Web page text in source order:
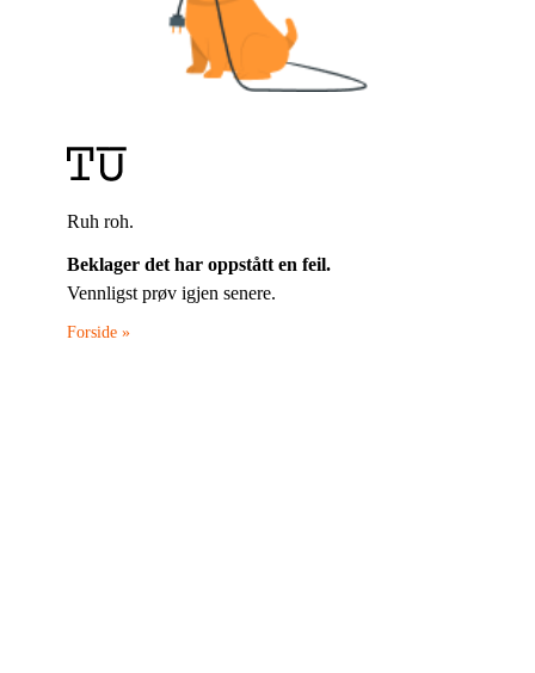
Ruh roh.
Beklager det har oppstått en feil.
Vennligst prøv igjen senere.
Forside »